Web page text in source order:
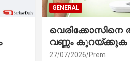
GENERAL
വെരിക്കോസിനെ
വണ്ണം കുറയ്ക്കുക
27/07/2026 Prem